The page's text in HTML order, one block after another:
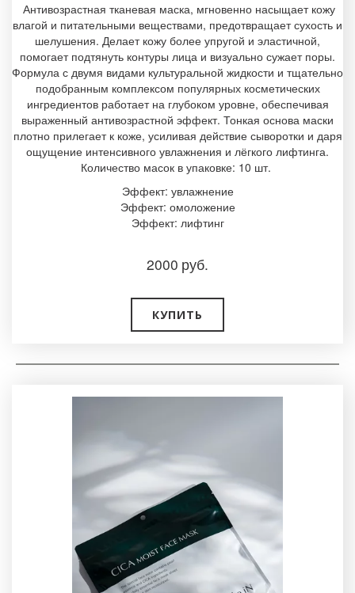
Антивозрастная тканевая маска, мгновенно насыщает кожу
влагой и питательными веществами, предотвращает сухость и
шелушения. Делает кожу более упругой и эластичной,
помогает подтянуть контуры лица и визуально сужает поры.
Формула с двумя видами культуральной жидкости и тщательно
подобранным комплексом популярных косметических
ингредиентов работает на глубоком уровне, обеспечивая
выраженный антивозрастной эффект. Тонкая основа маски
плотно прилегает к коже, усиливая действие сыворотки и даря
ощущение интенсивного увлажнения и лёгкого лифтинга.
Количество масок в упаковке: 10 шт.
Эффект: увлажнение
Эффект: омоложение
Эффект: лифтинг
2000 руб.
КУПИТЬ